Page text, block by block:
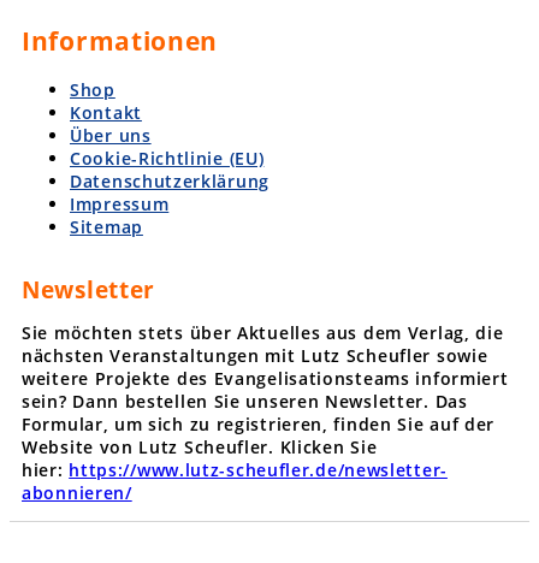
Informationen
Shop
Kontakt
Über uns
Cookie-Richtlinie (EU)
Datenschutzerklärung
Impressum
Sitemap
Newsletter
Sie möchten stets über Aktuelles aus dem Verlag, die
nächsten Veranstaltungen mit Lutz Scheufler sowie
weitere Projekte des Evangelisationsteams informiert
sein? Dann bestellen Sie unseren Newsletter. Das
Formular, um sich zu registrieren, finden Sie auf der
Website von Lutz Scheufler. Klicken Sie
hier: https://www.lutz-scheufler.de/newsletter-
abonnieren/